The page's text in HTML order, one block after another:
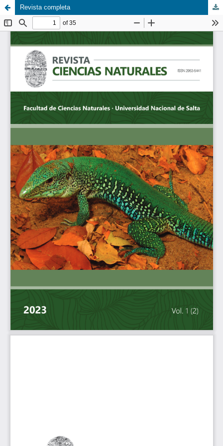
Revista completa